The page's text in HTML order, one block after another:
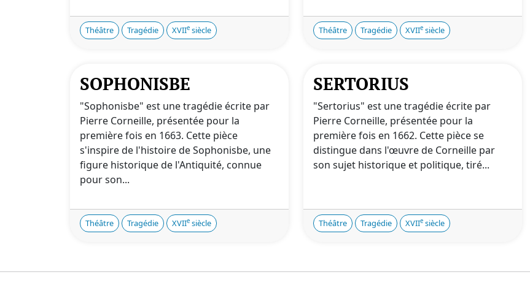
Théâtre Tragédie XVIIe siècle Théâtre Tragédie XVIIe siècle
SOPHONISBE
"Sophonisbe" est une tragédie écrite par
Pierre Corneille, présentée pour la
première fois en 1663. Cette pièce
s'inspire de l'histoire de Sophonisbe, une
figure historique de l'Antiquité, connue
pour son...
Théâtre Tragédie XVIIe siècle
SERTORIUS
"Sertorius" est une tragédie écrite par
Pierre Corneille, présentée pour la
première fois en 1662. Cette pièce se
distingue dans l'œuvre de Corneille par
son sujet historique et politique, tiré...
Théâtre Tragédie XVIIe siècle